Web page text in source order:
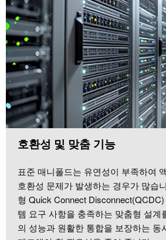
호환성 및 맞춤 기능
표준 매니폴드는 유연성이 부족하여
호환성 문제가 발생하는 경우가 많습
형 Quick Connect
템 요구 사항을 충족하는 맞춤형 설계
의 성능과 원활한 통합을 보장하는 동